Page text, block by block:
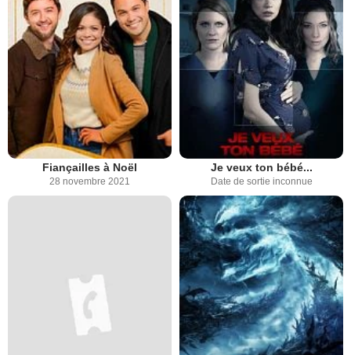
Fiançailles à Noël
28 novembre 2021
Je veux ton bébé...
Date de sortie inconnue